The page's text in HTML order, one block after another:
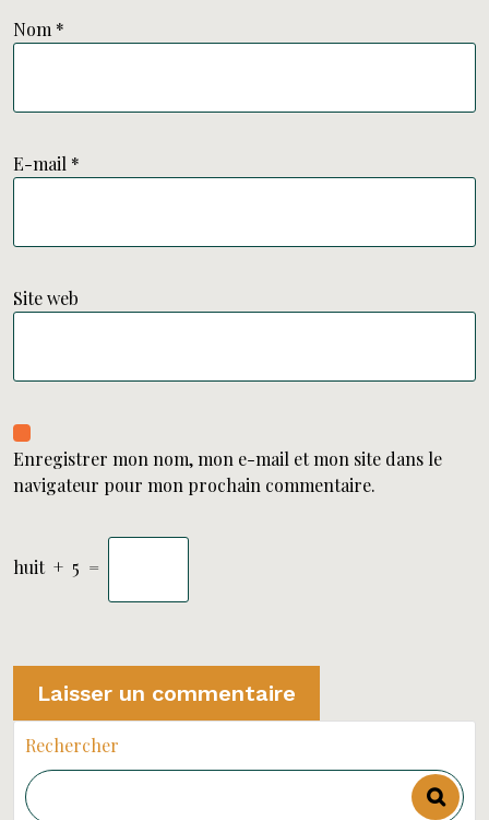
Nom *
E-mail *
Site web
Enregistrer mon nom, mon e-mail et mon site dans le
navigateur pour mon prochain commentaire.
huit + 5 =
Rechercher